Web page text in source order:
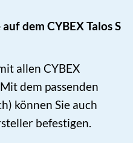
dem CYBEX Talos S
allen CYBEX
dem passenden
können Sie auch
befestigen.